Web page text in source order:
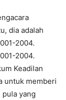
dia adalah
2004.
2004.
Keadilan
untuk memberi
yang